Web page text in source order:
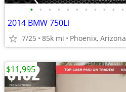
• • • • • • • • • • •
2014 BMW 750Li
7/25 85k mi Phoenix, Arizona
$11,995